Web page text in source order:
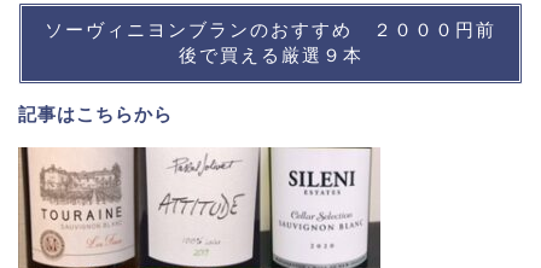
ソーヴィニヨンブランのおすすめ ２０００円前
後で買える厳選９本
記事はこちらから